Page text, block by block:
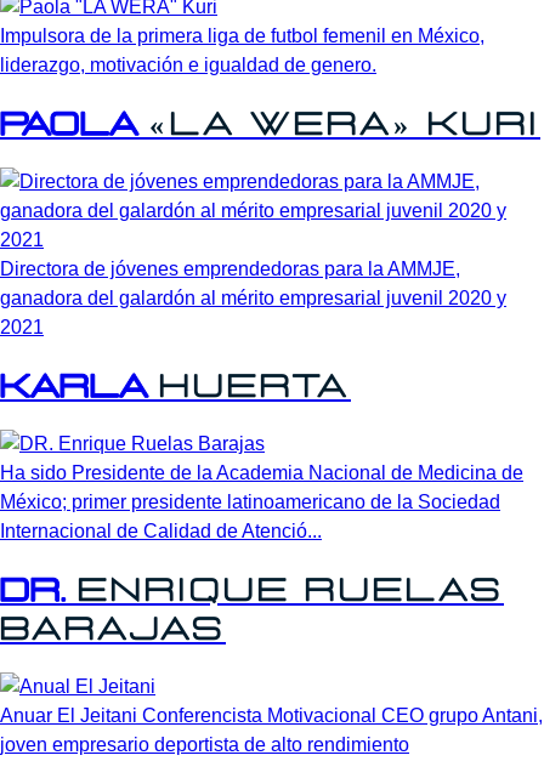
Impulsora de la primera liga de futbol femenil en México,
liderazgo, motivación e igualdad de genero.
Paola «La Wera» Kuri
Directora de jóvenes emprendedoras para la AMMJE,
ganadora del galardón al mérito empresarial juvenil 2020 y
2021
Karla Huerta
Ha sido Presidente de la Academia Nacional de Medicina de
México; primer presidente latinoamericano de la Sociedad
Internacional de Calidad de Atenció...
Dr. Enrique Ruelas
Barajas
Anuar El Jeitani Conferencista Motivacional CEO grupo Antani,
joven empresario deportista de alto rendimiento